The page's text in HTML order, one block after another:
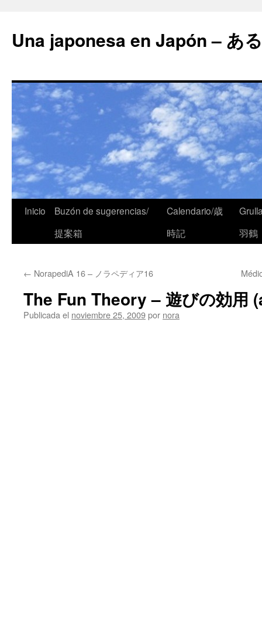
Una japonesa en Japón – あ
Inicio
Buzón de sugerencias/
提案箱
Calendario/歳
時記
羽鶴
← NorapediA 16 – ノラペディア16
The Fun Theory – 遊びの効用
Publicada el noviembre 25, 2009por nora